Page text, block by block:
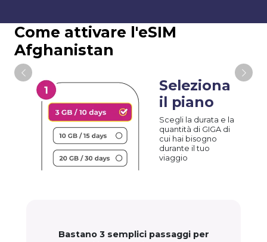
Come attivare l'eSIM
Afghanistan
Seleziona
il piano
Scegli la durata e la
quantità di GIGA di
cui hai bisogno
durante il tuo
viaggio
Bastano 3 semplici passaggi per